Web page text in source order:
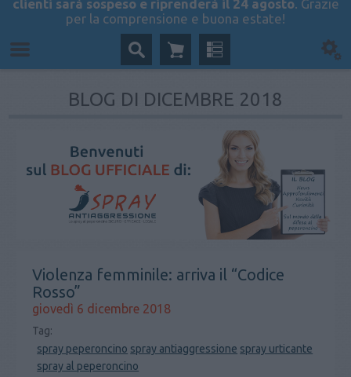
clienti sarà sospeso e riprenderà il 24 agosto. Grazie
per la comprensione e buona estate!
BLOG DI DICEMBRE 2018
Violenza femminile: arriva il “Codice
Rosso”
giovedì 6 dicembre 2018
Tag:
spray peperoncino spray antiaggressione spray urticante
spray al peperoncino